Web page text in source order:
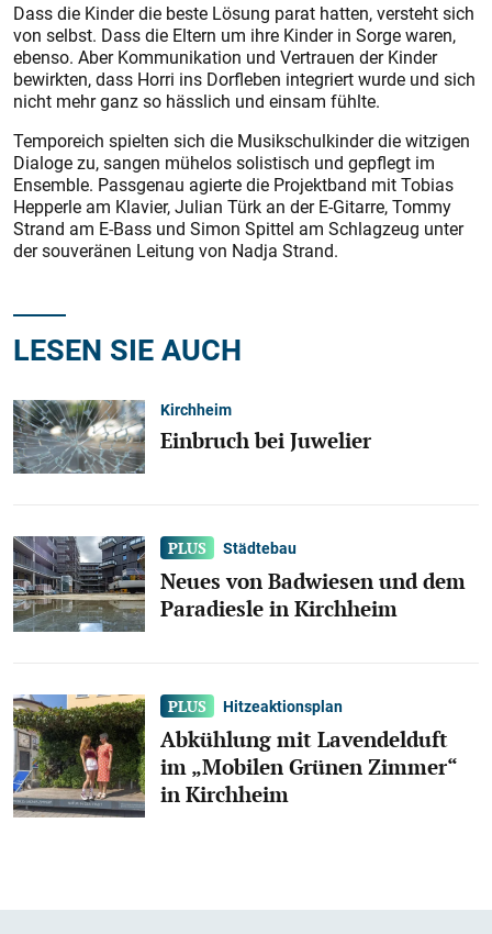
Dass die Kinder die beste Lösung parat hatten, versteht sich
von selbst. Dass die Eltern um ihre Kinder in Sorge waren,
ebenso. Aber Kommunikation und Vertrauen der Kinder
bewirkten, dass Horri ins Dorfleben integriert wurde und sich
nicht mehr ganz so hässlich und einsam fühlte.
Temporeich spielten sich die Musikschulkinder die witzigen
Dialoge zu, sangen mühelos solistisch und gepflegt im
Ensemble. Passgenau agierte die Projektband mit Tobias
Hepperle am Klavier, Julian Türk an der E-Gitarre, Tommy
Strand am E-Bass und Simon Spittel am Schlagzeug unter
der souveränen Leitung von Nadja Strand.
LESEN SIE AUCH
Kirchheim
Einbruch bei Juwelier
Städtebau
Neues von Badwiesen und dem
Paradiesle in Kirchheim
Hitzeaktionsplan
Abkühlung mit Lavendelduft
im „Mobilen Grünen Zimmer“
in Kirchheim